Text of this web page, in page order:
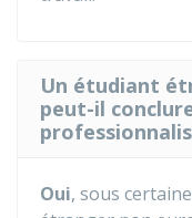
Un étudiant
peut-il
Oui, sous